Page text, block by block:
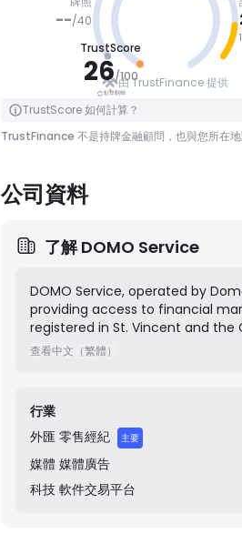
--/40
TrustScore
26/100
點擊翻轉
小心
點擊翻轉
由 TrustFinance 提供
TrustScore 如何計算？
TrustFinance 不是持牌金融顧問，也與您所在地
公司資料
了解DOMO Service
DOMO Service, operated by
providing access to financial
registered in St. Vincent and
offers clients the ability to trade
查看中文（繁體）
行業
外匯 零售經紀 主要
媒體 媒體廣告
科技 軟件交易平台